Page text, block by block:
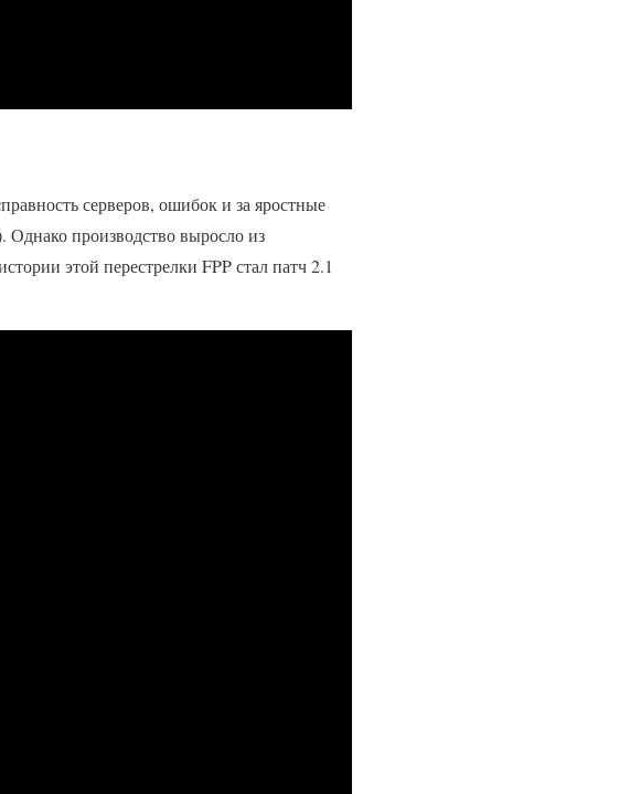
серверов, ошибок и за яростные
производство выросло из
этой перестрелки FPP стал патч 2.1